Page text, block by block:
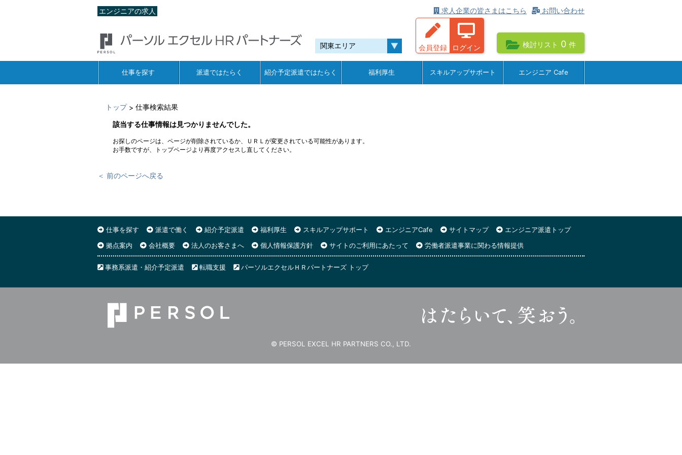
エンジニアの求人 お問い合わせ
求人企業の皆さまはこちら
会員登録 ログイン 検討リスト 0 件
仕事を探す 派遣ではたらく 紹介予定派遣ではたらく 福利厚生 スキルアップサポート エンジニア Cafe
トップ > 仕事検索結果
該当する仕事情報は見つかりませんでした。
お探しのページは、ページが削除されているか、ＵＲＬが変更されている可能性があります。
お手数ですが、トップページより再度アクセスし直してください。
＜ 前のページへ戻る
仕事を探す 派遣で働く 紹介予定派遣 福利厚生 スキルアップサポート エンジニアCafe サイトマップ
エンジニア派遣トップ
拠点案内
会社概要 法人のお客さまへ 個人情報保護方針 サイトのご利用にあたって 労働者派遣事業に関わる情報提供
事務系派遣・紹介予定派遣 転職支援 パーソルエクセルＨＲパートナーズ トップ
© PERSOL EXCEL HR PARTNERS CO., LTD.